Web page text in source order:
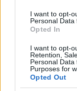
I want to opt-
Personal Data
Opted In
I want to opt-
Retention,
Personal
Purposes for
Opted Out
Υφυπουργός
παρέχουν
στο Ισράηλ
«Οι φρεγάτες μας
υδάτων», σημείωσε
13.03.2026 11:14